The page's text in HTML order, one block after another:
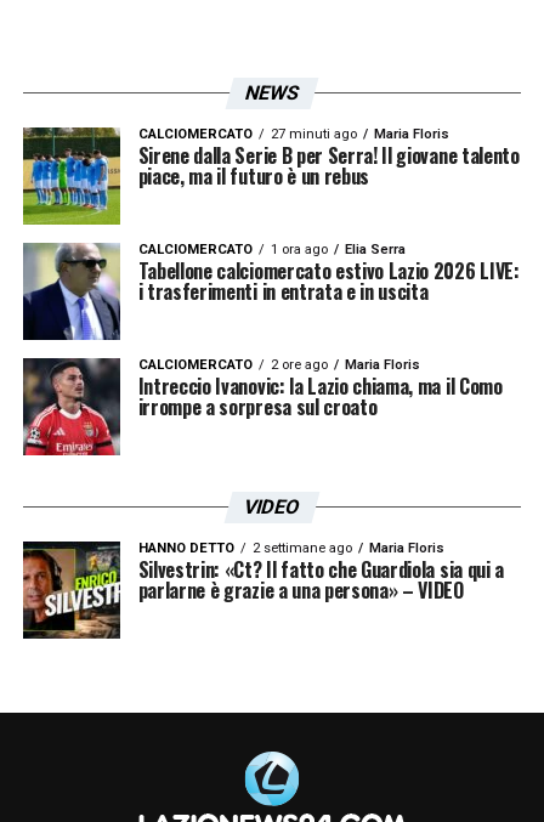
NEWS
CALCIOMERCATO 27 minuti ago Maria Floris
Sirene dalla Serie B per Serra! Il giovane talento
piace, ma il futuro è un rebus
CALCIOMERCATO 1 ora ago Elia Serra
Tabellone calciomercato estivo Lazio 2026 LIVE:
i trasferimenti in entrata e in uscita
CALCIOMERCATO 2 ore ago Maria Floris
Intreccio Ivanovic: la Lazio chiama, ma il Como
irrompe a sorpresa sul croato
VIDEO
HANNO DETTO 2 settimane ago Maria Floris
Silvestrin: «Ct? Il fatto che Guardiola sia qui a
parlarne è grazie a una persona» – VIDEO